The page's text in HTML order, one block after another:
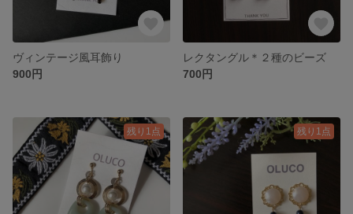
ヴィンテージ風耳飾り
900円
レクタングル＊２種のビーズ
700円
残り1点 残り1点